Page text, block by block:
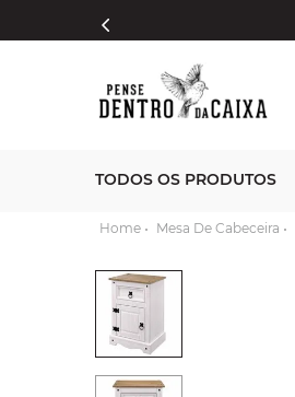
TODOS OS PRODUTOS
Mesa De Cabeceira